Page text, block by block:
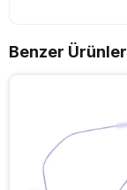
Benzer Ürünler